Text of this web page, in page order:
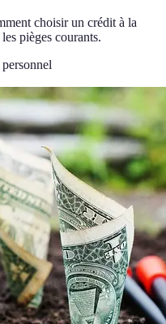
choisir un crédit à la
pièges courants.